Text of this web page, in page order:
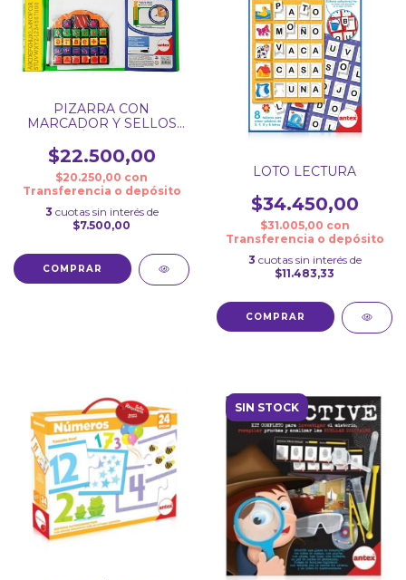
PIZARRA CON
MARCADOR Y SELLOS
$22.500,00
$20.250,00 con
Transferencia o depósito
3 cuotas sin interés de
$7.500,00
LOTO LECTURA
$34.450,00
$31.005,00 con
Transferencia o depósito
3 cuotas sin interés de
$11.483,33
SIN STOCK